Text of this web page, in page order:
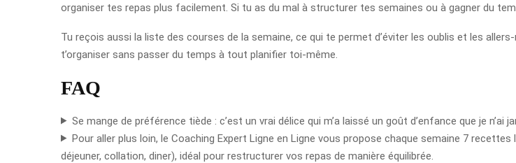
organiser tes repas plus facilement. Si tu as du mal à structurer tes semaines ou à gagner du
Tu reçois aussi la liste des courses de la semaine, ce qui te permet d’éviter les oublis et les
t’organiser sans passer du temps à tout planifier toi-même.
FAQ
Se mange de préférence tiède : c’est un vrai délice qui m’a laissé un goût d’enfance que je n’ai
Pour aller plus loin, le Coaching Expert Ligne en Ligne vous propose chaque semaine 7
déjeuner, collation, diner), idéal pour restructurer vos repas de manière équilibrée.